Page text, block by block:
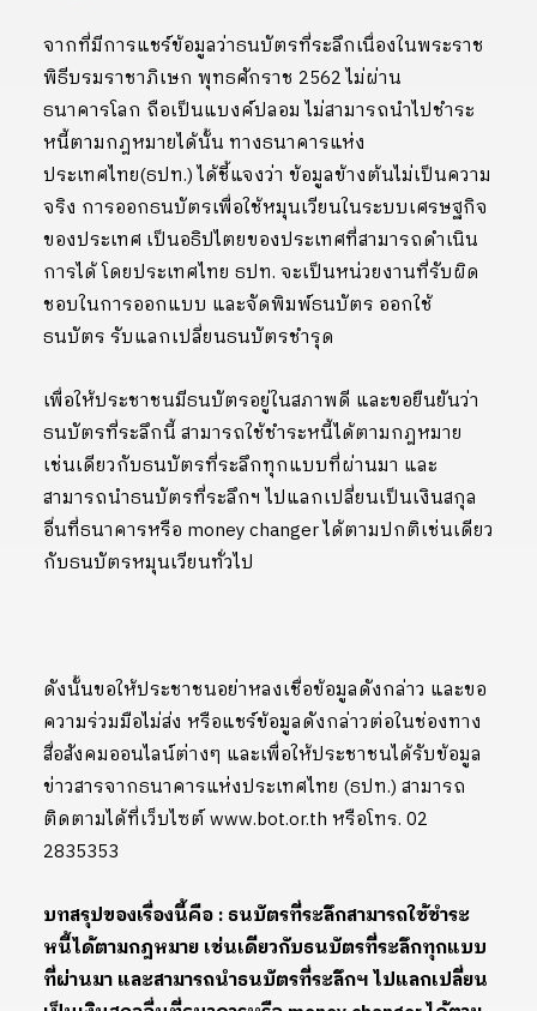
จากที่มีการแชร์ข้อมูลว่าธนบัตรที่ระลึกเนื่องในพระราช
พิธีบรมราชาภิเษก พุทธศักราช 2562 ไม่ผ่าน
ธนาคารโลก ถือเป็นแบงค์ปลอม ไม่สามารถนำไปชำระ
หนี้ตามกฎหมายได้นั้น ทางธนาคารแห่ง
ประเทศไทย(ธปท.) ได้ชี้แจงว่า ข้อมูลข้างต้นไม่เป็นความ
จริง การออกธนบัตรเพื่อใช้หมุนเวียนในระบบเศรษฐกิจ
ของประเทศ เป็นอธิปไตยของประเทศที่สามารถดำเนิน
การได้ โดยประเทศไทย ธปท. จะเป็นหน่วยงานที่รับผิด
ชอบในการออกแบบ และจัดพิมพ์ธนบัตร ออกใช้
ธนบัตร รับแลกเปลี่ยนธนบัตรชำรุด
เพื่อให้ประชาชนมีธนบัตรอยู่ในสภาพดี และขอยืนยันว่า
ธนบัตรที่ระลึกนี้ สามารถใช้ชำระหนี้ได้ตามกฎหมาย
เช่นเดียวกับธนบัตรที่ระลึกทุกแบบที่ผ่านมา และ
สามารถนำธนบัตรที่ระลึกฯ ไปแลกเปลี่ยนเป็นเงินสกุล
อื่นที่ธนาคารหรือ money changer ได้ตามปกติเช่นเดียว
กับธนบัตรหมุนเวียนทั่วไป
ดังนั้นขอให้ประชาชนอย่าหลงเชื่อข้อมูลดังกล่าว และขอ
ความร่วมมือไม่ส่ง หรือแชร์ข้อมูลดังกล่าวต่อในช่องทาง
สื่อสังคมออนไลน์ต่างๆ และเพื่อให้ประชาชนได้รับข้อมูล
ข่าวสารจากธนาคารแห่งประเทศไทย (ธปท.) สามารถ
ติดตามได้ที่เว็บไซต์ www.bot.or.th หรือโทร. 02
2835353
บทสรุปของเรื่องนี้คือ : ธนบัตรที่ระลึกสามารถใช้ชำระ
หนี้ได้ตามกฎหมาย เช่นเดียวกับธนบัตรที่ระลึกทุกแบบ
ที่ผ่านมา และสามารถนำธนบัตรที่ระลึกฯ ไปแลกเปลี่ยน